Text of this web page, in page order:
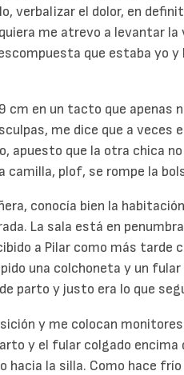
verbalizar el dolor, en
me atrevo a levantar la
que estaba yo
cm en un tacto que apenas
me dice que a veces
apuesto que la otra chica
camilla, plof, se rompe la
conocía bien la
La sala está en
a Pilar como más tarde
una colchoneta y un fular
parto y justo era lo que
y me colocan
y el fular colgado encima
hacia la silla. Como hace